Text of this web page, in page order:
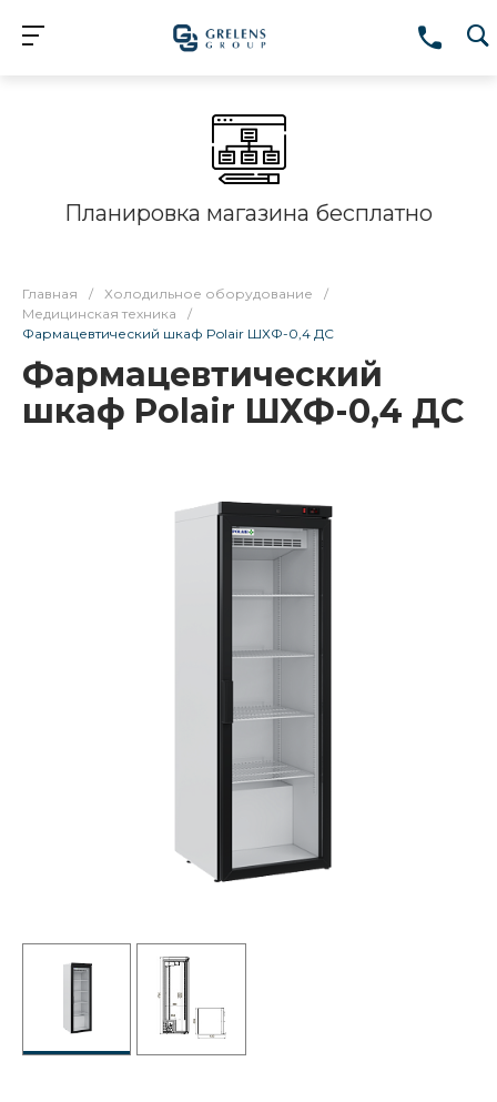
Планировка магазина бесплатно
Главная / Холодильное оборудование
/
Медицинская техника
/
Фармацевтический шкаф Polair ШХФ-0,4 ДС
Фармацевтический
шкаф Polair ШХФ-0,4 ДС